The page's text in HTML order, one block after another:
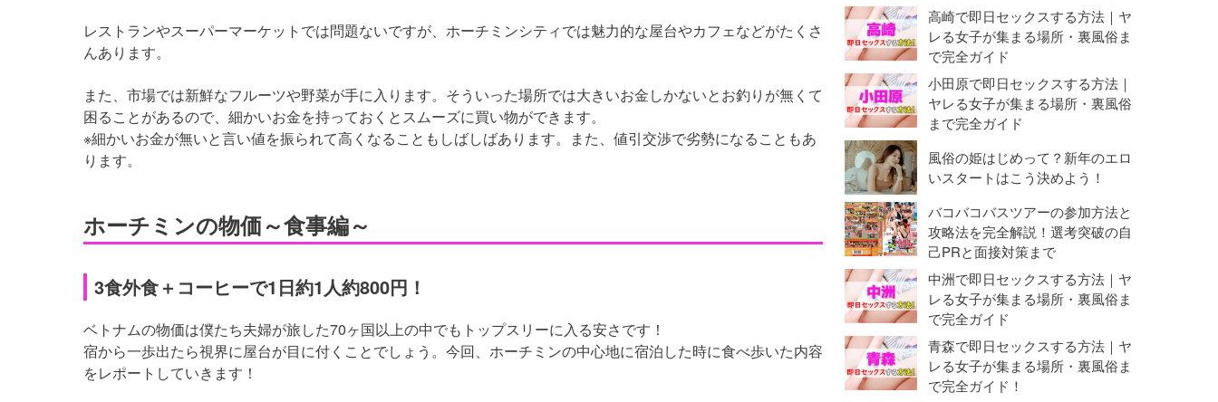
レストランやスーパーマーケットでは問題ないですが、ホーチミンシティでは魅力的な屋台やカフェなどがたくさ
んあります。
また、市場では新鮮なフルーツや野菜が手に入ります。そういった場所では大きいお金しかないとお釣りが無くて
困ることがあるので、細かいお金を持っておくとスムーズに買い物ができます。
※細かいお金が無いと言い値を振られて高くなることもしばしばあります。また、値引交渉で劣勢になることもあ
ります。
ホーチミンの物価～食事編～
3食外食＋コーヒーで1日約1人約800円！
ベトナムの物価は僕たち夫婦が旅した70ヶ国以上の中でもトップスリーに入る安さです！
宿から一歩出たら視界に屋台が目に付くことでしょう。今回、ホーチミンの中心地に宿泊した時に食べ歩いた内容
をレポートしていきます！
高崎で即日セックスする方法｜ヤ
レる女子が集まる場所・裏風俗ま
で完全ガイド
小田原で即日セックスする方法｜
ヤレる女子が集まる場所・裏風俗
まで完全ガイド
風俗の姫はじめって？新年のエロ
いスタートはこう決めよう！
バコバコバスツアーの参加方法と
攻略法を完全解説！選考突破の自
己PRと面接対策まで
中洲で即日セックスする方法｜ヤ
レる女子が集まる場所・裏風俗ま
で完全ガイド
青森で即日セックスする方法｜ヤ
レる女子が集まる場所・裏風俗ま
で完全ガイド！